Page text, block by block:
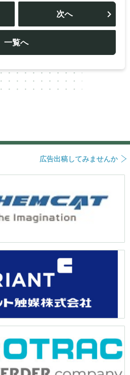
投
ビ
ー
シ
ョ
一覧へ
次へ
広告出稿してみませんか